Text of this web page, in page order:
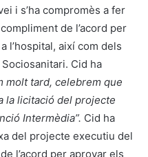
i s’ha compromès a fer
de l’acord per
l’hospital, així com dels
Cid ha
molt tard, celebrem que
la licitació del projecte
Intermèdia”. Cid ha
del projecte executiu del
l’acord per aprovar els